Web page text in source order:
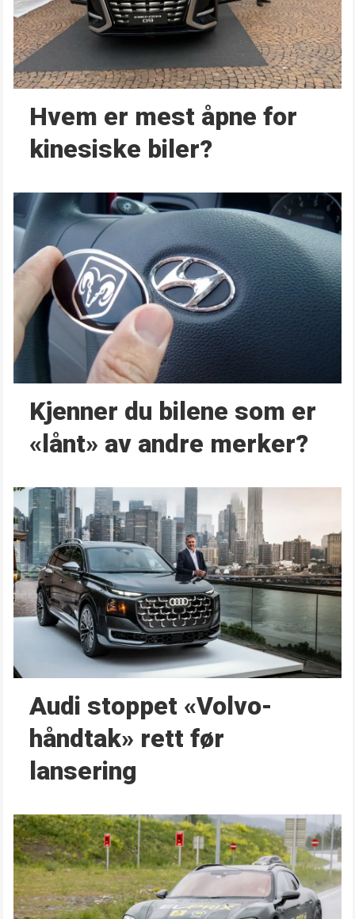
Hvem er mest åpne for
kinesiske biler?
Kjenner du bilene som er
«lånt» av andre merker?
Audi stoppet «Volvo-
håndtak» rett før
lansering